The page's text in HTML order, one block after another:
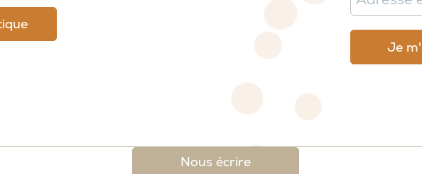
Nous écrire